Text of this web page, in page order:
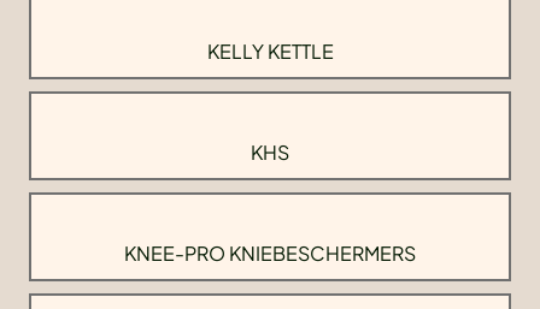
KELLY KETTLE
KHS
KNEE-PRO KNIEBESCHERMERS